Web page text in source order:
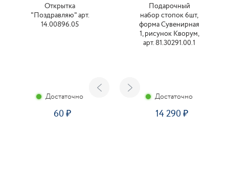
Открытка
"Поздравляю" арт.
14.00896.05
Достаточно
60
Подарочный
набор стопок 6шт,
форма Сувенирная
1, рисунок Кворум,
арт. 81.30291.00.1
Достаточно
14 290